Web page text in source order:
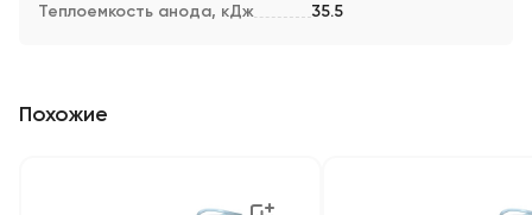
Теплоемкость анода, кДж 35.5
Похожие